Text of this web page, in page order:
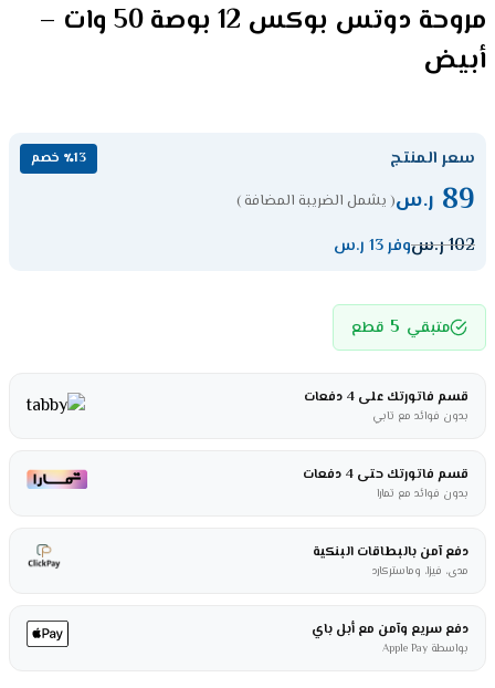
مروحة دوتس بوكس 12 بوصة 50 وات –
أبيض
سعر المنتج ٪13 خصم
89 ر.س( يشمل الضريبة المضافة )
102ر.سوفر 13 ر.س
متبقي 5 قطع
قسم فاتورتك على 4 دفعات
بدون فوائد مع تابي
قسم فاتورتك حتى 4 دفعات
بدون فوائد مع تمارا
دفع آمن بالبطاقات البنكية
مدى، فيزا، وماستركارد
دفع سريع وآمن مع أبل باي
بواسطة Apple Pay